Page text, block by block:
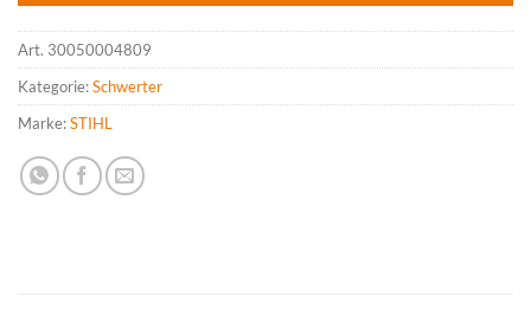
Art. 30050004809
Kategorie:Schwerter
Marke:STIHL